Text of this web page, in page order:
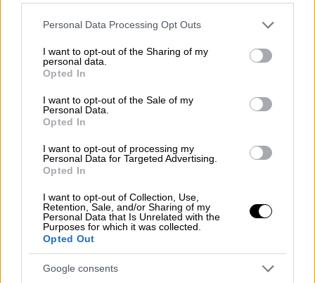
Please note that this website/app uses one or more Google
not limited to your visit or usage behaviour. You may click to
grant or deny consent to Google and its third-party tags to
use your data for below specified purposes in below Google
consent section.
Personal Data Processing Opt Outs
I want to opt-out of the Sharing of my
personal data.
Opted In
I want to opt-out of the Sale of my
Personal Data.
Opted In
I want to opt-out of processing my
Personal Data for Targeted Advertising.
Opted In
I want to opt-out of Collection, Use,
Retention, Sale, and/or Sharing of my
Personal Data that Is Unrelated with the
Purposes for which it was collected.
Opted Out
Google consents
Ο αγαπημένοςηθοποιόςανέφερε αρχικά:
Είναι μεγάλος ο διαχωρισμός ανάμεσα στις
απαιτήσεις και την κακοποίηση και όσοι
περνάνε στην άλλη όχθη, να είναι
κακοποιητές, έχουν πρόβλημα με τον
χαρακτήρα τους. Στις πρόβες θα υπάρχει η
ένταση αλλά είναι άλλο αυτό και άλλο να
προσβλητικό, που το εννοείς κιόλας γιατί
είσαι κομπλεξικός».